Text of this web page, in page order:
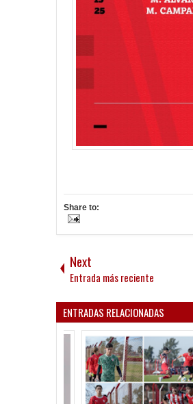
Share to:
Next
Entrada más reciente
ENTRADAS RELACIONADAS